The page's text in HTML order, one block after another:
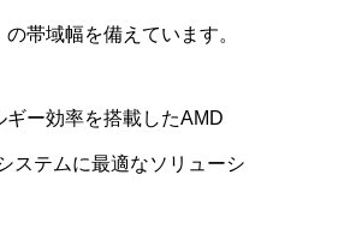
帯域幅を備えています。
ー効率を搭載したAMD
ステムに最適なソリューシ